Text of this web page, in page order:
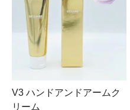
V3 ハンドアンドアームク
リーム